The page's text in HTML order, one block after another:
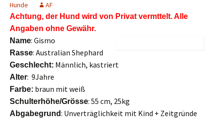
Hunde
AF
Achtung, der Hund wird von Privat vermttelt. Alle
Angaben ohne Gewähr.
Name: Gismo
Rasse: Australian Shephard
Geschlecht: Männlich, kastriert
Alter: 9Jahre
Farbe: braun mit weiß
Schulterhöhe/Grösse: 55 cm, 25kg
Abgabegrund: Unverträglichkeit mit Kind + Zeitgründe